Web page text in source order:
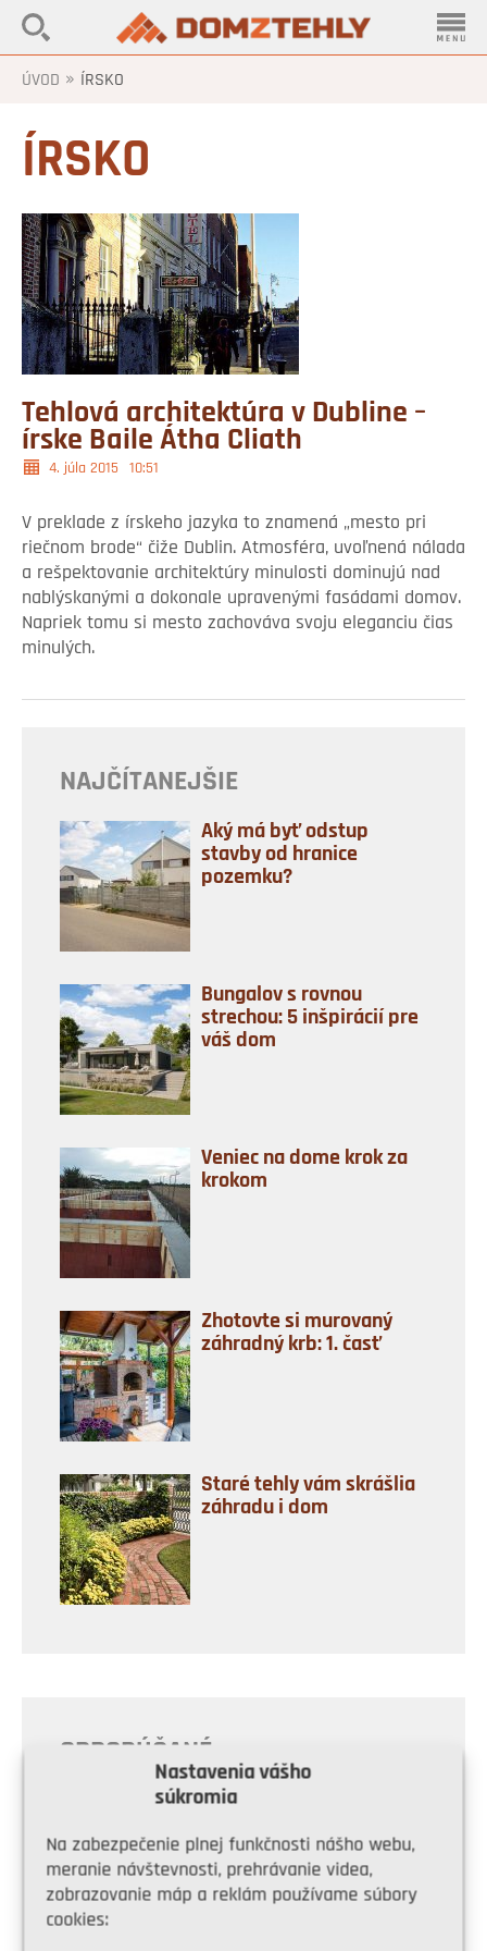
Nastavenia vášho
súkromia
Na zabezpečenie plnej funkčnosti nášho webu,
meranie návštevnosti, prehrávanie videa,
zobrazovanie máp a reklám používame súbory
cookies:
ÚVOD » ÍRSKO
ÍRSKO
Tehlová architektúra v Dubline –
írske Baile Átha Cliath
4. júla 2015 10:51
V preklade z írskeho jazyka to znamená „mesto pri
riečnom brode“ čiže Dublin. Atmosféra, uvoľnená nálada
a rešpektovanie architektúry minulosti dominujú nad
nablýskanými a dokonale upravenými fasádami domov.
Napriek tomu si mesto zachováva svoju eleganciu čias
minulých.
NAJČÍTANEJŠIE
Aký má byť odstup
stavby od hranice
pozemku?
Bungalov s rovnou
strechou: 5 inšpirácií pre
váš dom
Veniec na dome krok za
krokom
Zhotovte si murovaný
záhradný krb: 1. časť
Staré tehly vám skrášlia
záhradu i dom
ODPORÚČANÉ